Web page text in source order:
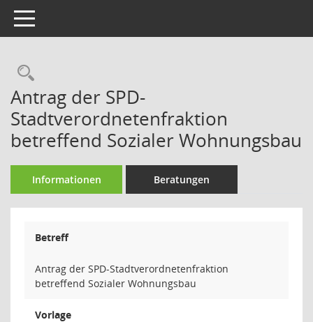
Toggle navigation
Rechercheauswahl
Antrag der SPD-
Stadtverordnetenfraktion
betreffend Sozialer Wohnungsbau
Informationen Beratungen
Betreff
Antrag der SPD-Stadtverordnetenfraktion
betreffend Sozialer Wohnungsbau
Vorlage